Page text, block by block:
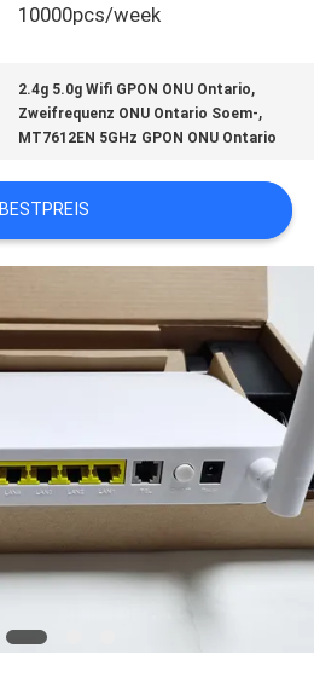
10000pcs/week
2.4g 5.0g Wifi GPON ONU Ontario,
Zweifrequenz ONU Ontario Soem-,
MT7612EN 5GHz GPON ONU Ontario
BESTPREIS